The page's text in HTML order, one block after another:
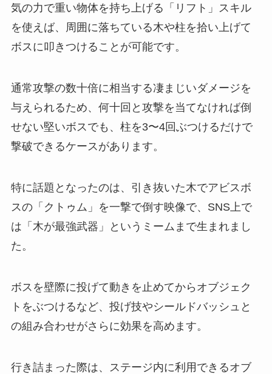
気の力で重い物体を持ち上げる「リフト」スキル
を使えば、周囲に落ちている木や柱を拾い上げて
ボスに叩きつけることが可能です。
通常攻撃の数十倍に相当する凄まじいダメージを
与えられるため、何十回と攻撃を当てなければ倒
せない堅いボスでも、柱を3〜4回ぶつけるだけで
撃破できるケースがあります。
特に話題となったのは、引き抜いた木でアビスボ
スの「クトゥム」を一撃で倒す映像で、SNS上で
は「木が最強武器」というミームまで生まれまし
た。
ボスを壁際に投げて動きを止めてからオブジェク
トをぶつけるなど、投げ技やシールドバッシュと
の組み合わせがさらに効果を高めます。
行き詰まった際は、ステージ内に利用できるオブ